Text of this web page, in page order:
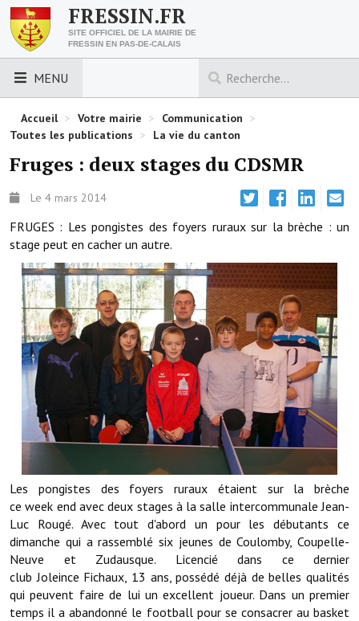
FRESSIN.FR
SITE OFFICIEL DE LA MAIRIE DE
FRESSIN EN PAS-DE-CALAIS
MENU
LES ESSENTIELS
Découvrez Fressin
Urbanisme
Nous contacter
Horaires de la mairie
Les foulées fressinoises
ACCÈS RAPIDE
Démarches administratives
Projets et travaux en cours
Numéros d'urgence
Terrains et maisons à vendre
VOTRE MAIRIE
Elus et agents
Accueil > Votre mairie > Communication >
Toutes les publications > La vie du canton
Fruges : deux stages du CDSMR
Le 4 mars 2014
FRUGES : Les pongistes des foyers ruraux sur la brèche : un
stage peut en cacher un autre.
Les pongistes des foyers ruraux étaient sur la brèche
ce week end avec deux stages à la salle intercommunale Jean-
Luc Rougé. Avec tout d'abord un pour les débutants ce
dimanche qui a rassemblé six jeunes de Coulomby, Coupelle-
Neuve et Zudausque. Licencié dans ce dernier
club Joleince Fichaux, 13 ans, possédé déjà de belles qualités
qui peuvent faire de lui un excellent joueur. Dans un premier
temps il a abandonné le football pour se consacrer au basket